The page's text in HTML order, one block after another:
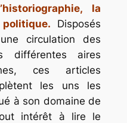
la
Disposés
circulation des
différentes aires
ces articles
les uns les
à son domaine de
intérêt à lire le